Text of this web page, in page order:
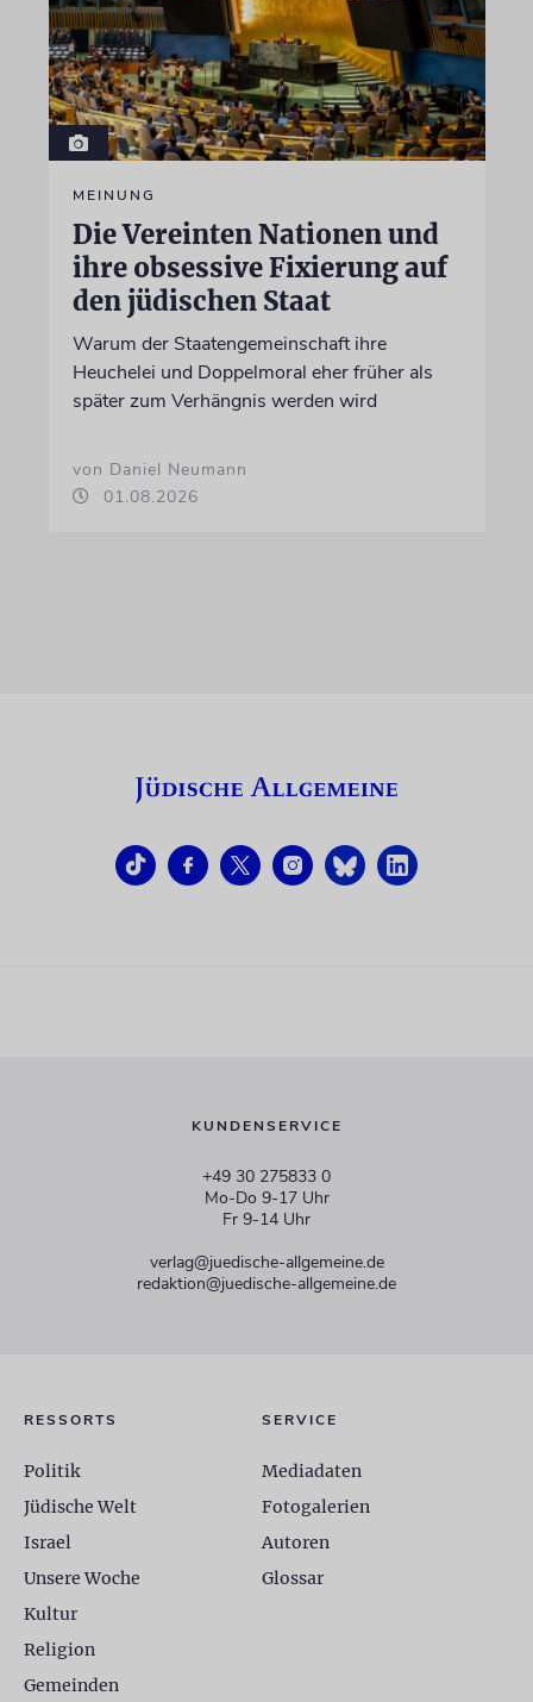
MEINUNG
Die Vereinten Nationen und
ihre obsessive Fixierung auf
den jüdischen Staat
Warum der Staatengemeinschaft ihre
Heuchelei und Doppelmoral eher früher als
später zum Verhängnis werden wird
von Daniel Neumann
01.08.2026
KUNDENSERVICE
+49 30 275833 0
Mo-Do 9-17 Uhr
Fr 9-14 Uhr
verlag@juedische-allgemeine.de
redaktion@juedische-allgemeine.de
RESSORTS
Politik
Jüdische Welt
Israel
Unsere Woche
Kultur
Religion
Gemeinden
SERVICE
Mediadaten
Fotogalerien
Autoren
Glossar